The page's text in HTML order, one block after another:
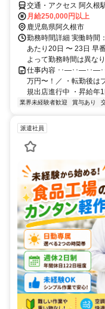
交通・アクセス 阿久根
月給250,000円以上
鹿児島県阿久根市
勤務時間詳細 実働時間
あたり20日 〜 23日 早
よって勤務時間は異な
仕事内容 ･･―･･―･･―
万円〜！／ ・転勤後は
規出店進行中 ・昇給年
業界未経験者歓迎 賞与あり
派遣社員